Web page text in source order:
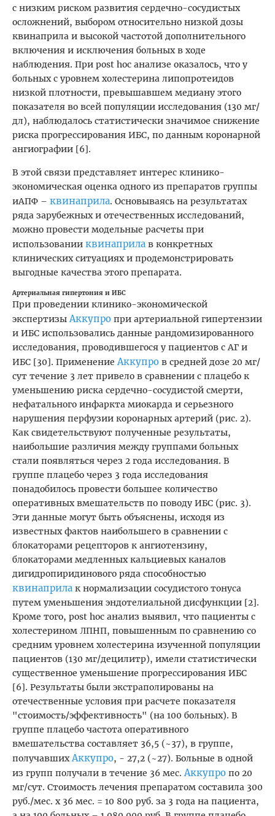
с низким риском развития сердечно-сосудистых
осложнений, выбором относительно низкой дозы
квинаприла и высокой частотой дополнительного
включения и исключения больных в ходе
наблюдения. При post hoc анализе оказалось, что у
больных с уровнем холестерина липопротеидов
низкой плотности, превышавшем медиану этого
показателя во всей популяции исследования (130 мг/
дл), наблюдалось статистически значимое снижение
риска прогрессирования ИБС, по данным коронарной
ангиографии [6].
В этой связи представляет интерес клинико-
экономическая оценка одного из препаратов группы
иАПФ – квинаприла. Основываясь на результатах
ряда зарубежных и отечественных исследований,
можно провести модельные расчеты при
использовании квинаприла в конкретных
клинических ситуациях и продемонстрировать
выгодные качества этого препарата.
Артериальная гипертония и ИБС
При проведении клинико-экономической
экспертизыАккупро при артериальной гипертензии
и ИБС использовались данные рандомизированного
исследования, проводившегося у пациентов с АГ и
ИБС [30]. ПрименениеАккупро в средней дозе 20 мг/
сут течение 3 лет привело в сравнении с плацебо к
уменьшению риска сердечно-сосудистой смерти,
нефатального инфаркта миокарда и серьезного
нарушения перфузии коронарных артерий (рис. 2).
Как свидетельствуют полученные результаты,
наибольшие различия между группами больных
стали появляться через 2 года исследования. В
группе плацебо через 3 года исследования
понадобилось провести большее количество
оперативных вмешательств по поводу ИБС (рис. 3).
Эти данные могут быть объяснены, исходя из
известных фактов наибольшего в сравнении с
блокаторами рецепторов к ангиотензину,
блокаторами медленных кальциевых каналов
дигидропиридинового ряда способностью
квинаприла к нормализации сосудистого тонуса
путем уменьшения эндотелиальной дисфункции [2].
Кроме того, post hoc анализ выявил, что пациенты с
холестерином ЛПНП, повышенным по сравнению со
средним уровнем холестерина изученной популяции
пациентов (130 мг/децилитр), имели статистически
существенное уменьшение прогрессирования ИБС
[6]. Результаты были экстраполированы на
отечественные условия при расчете показателя
"стоимость/эффективность" (на 100 больных). В
группе плацебо частота оперативного
вмешательства составляет 36,5 (~37), в группе,
получавшихАккупро, - 27,2 (~27). Больные в одной
из групп получали в течение 36 мес.Аккупро по 20
мг/сут. Стоимость лечения препаратом составила 300
руб./мес. х 36 мес. = 10 800 руб. за 3 года на пациента,